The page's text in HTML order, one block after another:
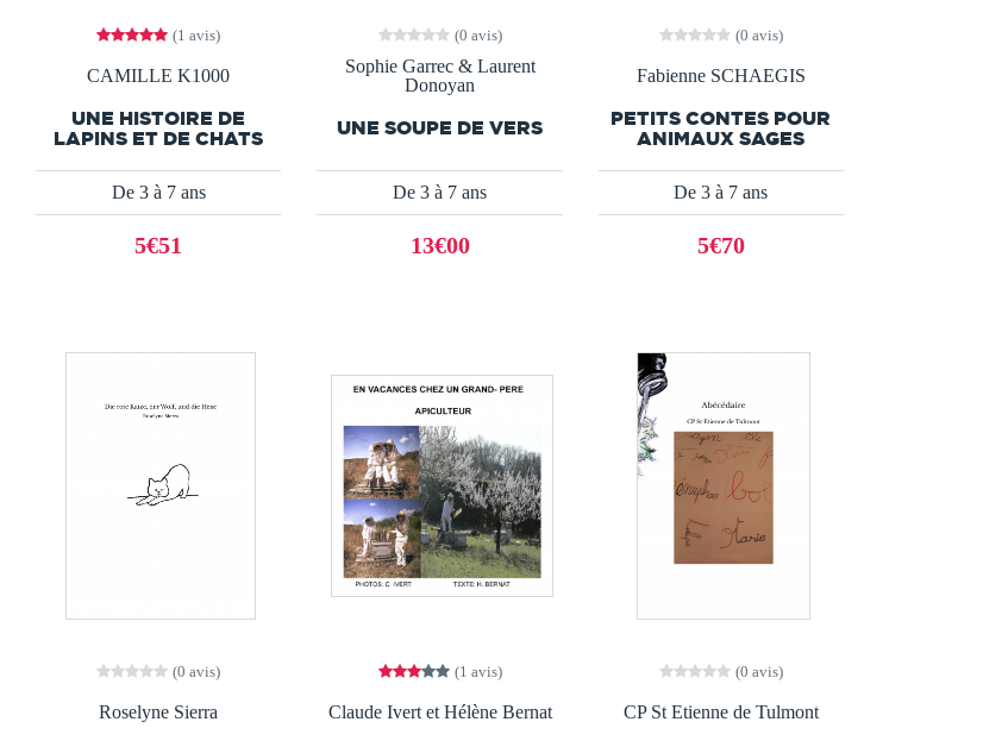
(1 avis)
CAMILLE K1000
UNE HISTOIRE DE
LAPINS ET DE CHATS
De 3 à 7 ans
5€51
(0 avis)
Sophie Garrec & Laurent
Donoyan
UNE SOUPE DE VERS
De 3 à 7 ans
13€00
(0 avis)
Fabienne SCHAEGIS
PETITS CONTES POUR
ANIMAUX SAGES
De 3 à 7 ans
5€70
(0 avis)
Roselyne Sierra
(1 avis)
Claude Ivert et Hélène Bernat
(0 avis)
CP St Etienne de Tulmont